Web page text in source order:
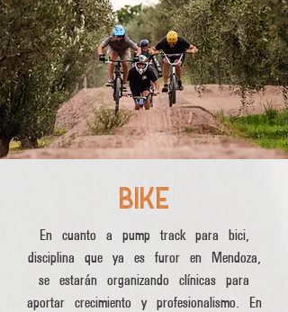
BIKE
En cuanto a pump track para bici,
disciplina que ya es furor en Mendoza,
se estarán organizando clínicas para
aportar crecimiento y profesionalismo. En